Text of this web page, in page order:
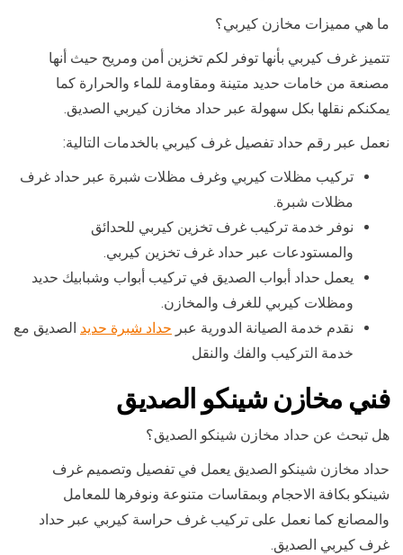
ما هي مميزات مخازن كيربي؟
تتميز غرف كيربي بأنها توفر لكم تخزين أمن ومريح حيث أنها
مصنعة من خامات حديد متينة ومقاومة للماء والحرارة كما
يمكنكم نقلها بكل سهولة عبر حداد مخازن كيربي الصديق.
نعمل عبر رقم حداد تفصيل غرف كيربي بالخدمات التالية:
تركيب مظلات كيربي وغرف مظلات شبرة عبر حداد غرف
مظلات شبرة.
نوفر خدمة تركيب غرف تخزين كيربي للحدائق
والمستودعات عبر حداد غرف تخزين كيربي.
يعمل حداد أبواب الصديق في تركيب أبواب وشبابيك حديد
ومظلات كيربي للغرف والمخازن.
نقدم خدمة الصيانة الدورية عبر حداد شبرة حديد الصديق مع
خدمة التركيب والفك والنقل
فني مخازن شينكو الصديق
هل تبحث عن حداد مخازن شينكو الصديق؟
حداد مخازن شينكو الصديق يعمل في تفصيل وتصميم غرف
شينكو بكافة الاحجام وبمقاسات متنوعة ونوفرها للمعامل
والمصانع كما نعمل على تركيب غرف حراسة كيربي عبر حداد
غرف كيربي الصديق.